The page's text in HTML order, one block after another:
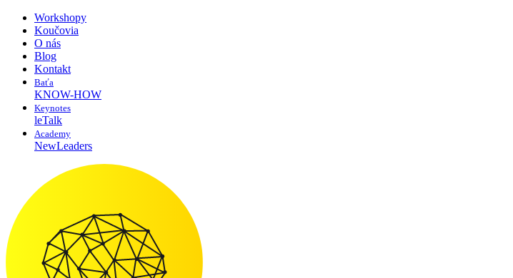
Workshopy
Koučovia
O nás
Blog
Kontakt
Baťa
KNOW-HOW
Keynotes
leTalk
Academy
NewLeaders